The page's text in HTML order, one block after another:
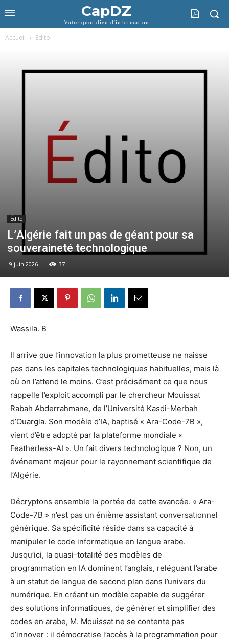
CapDZ
Votre quotidien d'information
Accueil Édito
Édito
L’Algérie fait un pas de géant pour sa
souveraineté technologique
9 juin 2026 37
Wassila. B
Il arrive que l’innovation la plus prometteuse ne naisse
pas dans les capitales technologiques habituelles, mais là
où on l’attend le moins. C’est précisément ce que nous
rappelle l’exploit accompli par le chercheur Mouissat
Rabah Abderrahmane, de l’Université Kasdi-Merbah
d’Ouargla. Son modèle d’IA, baptisé « Ara-Code-7B »,
vient d’être adopté par la plateforme mondiale «
Featherless-AI ». Un fait divers technologique ? Non, un
événement majeur pour le rayonnement scientifique de
l’Algérie.
Décryptons ensemble la portée de cette avancée. « Ara-
Code-7B » n’est pas un énième assistant conversationnel
générique. Sa spécificité réside dans sa capacité à
manipuler le code informatique en langue arabe.
Jusqu’ici, la quasi-totalité des modèles de
programmation en IA dominent l’anglais, reléguant l’arabe
à un statut de langue de second plan dans l’univers du
numérique. En créant un modèle capable de suggérer
des solutions informatiques, de générer et simplifier des
codes en arabe, M. Mouissat ne se contente pas
d’innover : il démocratise l’accès à la programmation pour